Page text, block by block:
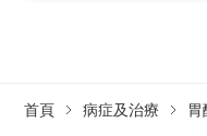
首頁 病症及治療